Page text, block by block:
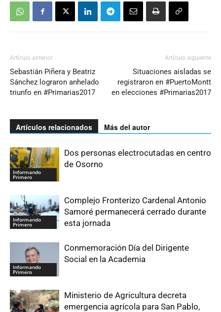
Artículo anterior
Sebastián Piñera y Beatriz
Sánchez lograron anhelado
triunfo en #Primarias2017
Artículo siguiente
Situaciones aisladas se
registraron en #PuertoMontt
en elecciones #Primarias2017
Artículos relacionados Más del autor
Informando
Primero
Dos personas electrocutadas en centro
de Osorno
Informando
Primero
Complejo Fronterizo Cardenal Antonio
Samoré permanecerá cerrado durante
esta jornada
Informando
Primero
Conmemoración Día del Dirigente
Social en la Academia
Ministerio de Agricultura decreta
emergencia agrícola para San Pablo,